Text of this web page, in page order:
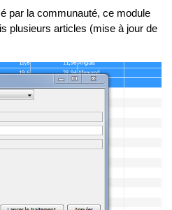
par la communauté, ce module
plusieurs articles (mise à jour de